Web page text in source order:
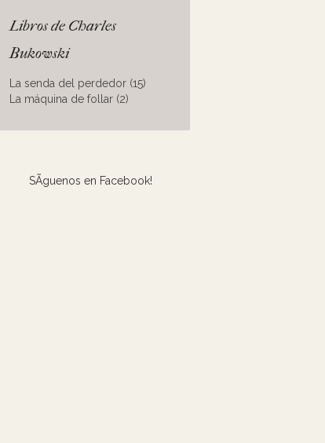
Libros de Charles
Bukowski
La senda del perdedor (15)
La máquina de follar (2)
SÃ­guenos en Facebook!